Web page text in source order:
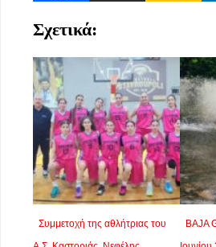
Σχετικά:
Συμμετοχή της αθλήτριας του
BAJA